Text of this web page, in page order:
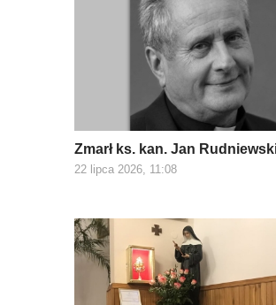
Zmarł ks. kan. Jan
22 lipca 2026, 11:08